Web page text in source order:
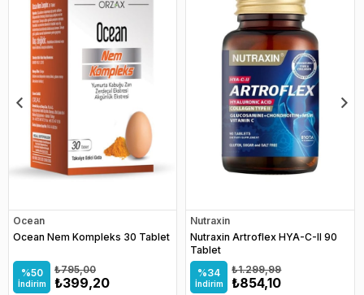
Ocean
Ocean Nem Kompleks 30 Tablet
%50
İndirim ₺399,20
₺795,00
Nutraxin
Nutraxin Artroflex HYA-C-II 90
Tablet
%34
İndirim ₺854,10
₺1.299,99